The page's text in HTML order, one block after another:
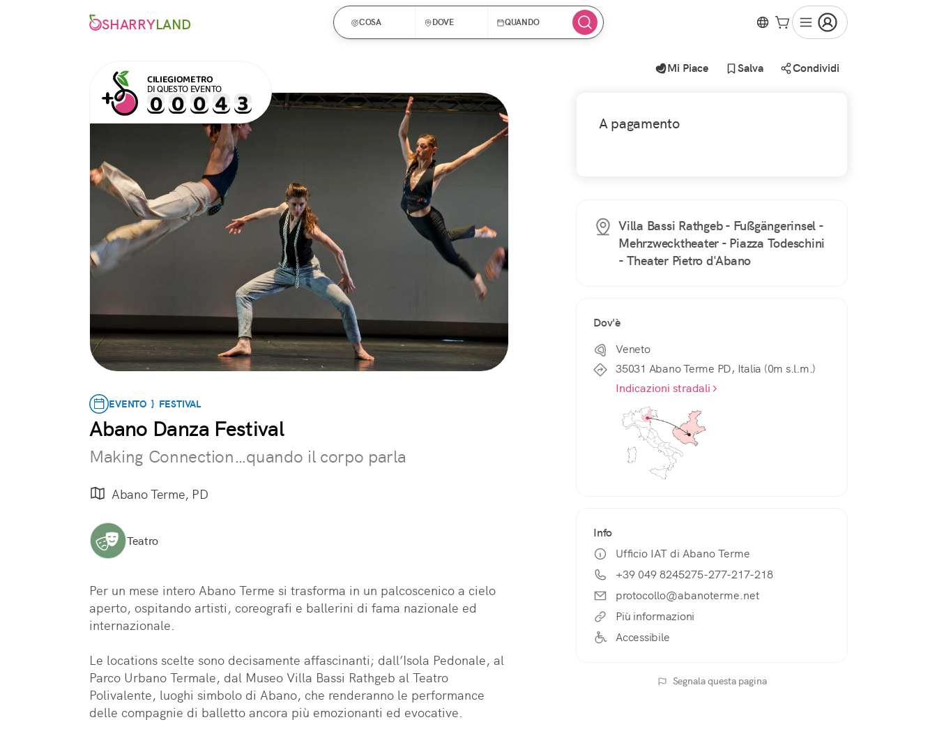
SHARRYLAND COSA DOVE QUANDO
Mi Piace Salva Condividi
CILIEGIOMETRO
DI QUESTO EVENTO
EVENTO } FESTIVAL
Abano Danza Festival
Making Connection…quando il corpo parla
Abano Terme, PD
Teatro
Per un mese intero Abano Terme si trasforma in un palcoscenico a cielo
aperto, ospitando artisti, coreografi e ballerini di fama nazionale ed
internazionale.
Le locations scelte sono decisamente affascinanti; dall’Isola Pedonale, al
Parco Urbano Termale, dal Museo Villa Bassi Rathgeb al Teatro
Polivalente, luoghi simbolo di Abano, che renderanno le performance
delle compagnie di balletto ancora più emozionanti ed evocative.
A pagamento
Villa Bassi Rathgeb - Fußgängerinsel -
Mehrzwecktheater - Piazza Todeschini
- Theater Pietro d'Abano
Dov'è
Veneto
35031 Abano Terme PD, Italia (0m s.l.m.)
Indicazioni stradali
Info
Ufficio IAT di Abano Terme
+39 049 8245275-277-217-218
protocollo@abanoterme.net
Più informazioni
Accessibile
Segnala questa pagina